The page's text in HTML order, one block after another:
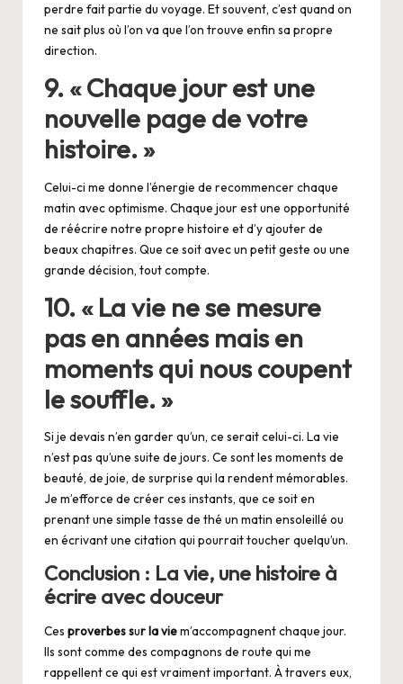
perdre fait partie du voyage. Et souvent, c’est quand on
ne sait plus où l’on va que l’on trouve enfin sa propre
direction.
9. « Chaque jour est une
nouvelle page de votre
histoire. »
Celui-ci me donne l’énergie de recommencer chaque
matin avec optimisme. Chaque jour est une opportunité
de réécrire notre propre histoire et d’y ajouter de
beaux chapitres. Que ce soit avec un petit geste ou une
grande décision, tout compte.
10. « La vie ne se mesure
pas en années mais en
moments qui nous coupent
le souffle. »
Si je devais n’en garder qu’un, ce serait celui-ci. La vie
n’est pas qu’une suite de jours. Ce sont les moments de
beauté, de joie, de surprise qui la rendent mémorables.
Je m’efforce de créer ces instants, que ce soit en
prenant une simple tasse de thé un matin ensoleillé ou
en écrivant une citation qui pourrait toucher quelqu’un.
Conclusion : La vie, une histoire à
écrire avec douceur
Ces proverbes sur la viem’accompagnent chaque jour.
Ils sont comme des compagnons de route qui me
rappellent ce qui est vraiment important. À travers eux,